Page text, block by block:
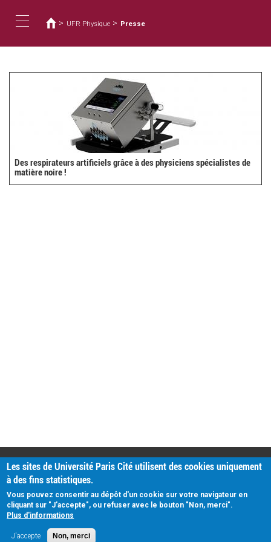
contenu
navigation
êtes
ici
> UFR Physique > Presse
Des respirateurs artificiels grâce à des physiciens spécialistes de
matière noire !
PRATIQUE
Plan d'accès
Intranet
Mentions légales
Données personnelles
Les sites de Université Paris Cité utilisent des cookies uniquement
à des fins statistiques.
Vous pouvez consentir au dépôt d'un cookie sur votre navigateur en
cliquant sur "J'accepte", ou refuser avec le bouton "Non, merci".
Plus d'informations
J'accepte Non, merci